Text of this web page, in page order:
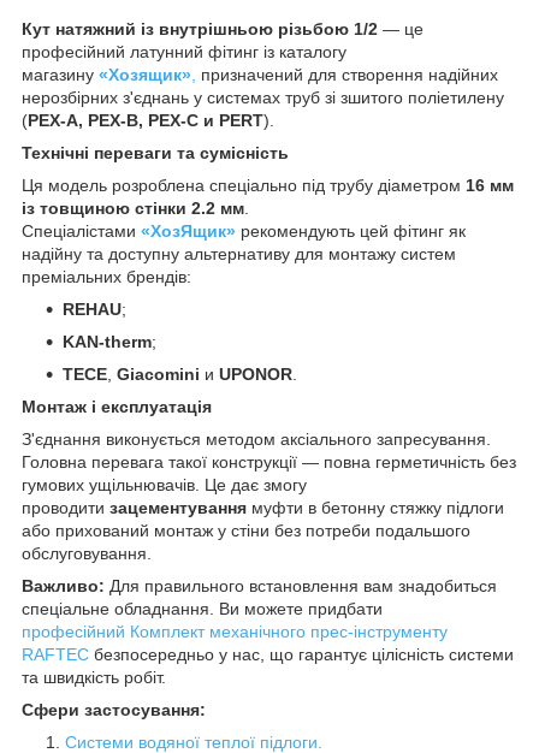
Кут натяжний із внутрішньою різьбою 1/2 — це
професійний латунний фітинг із каталогу
магазину «Хозящик» призначений для створення надійних
нерозбірних з'єднань у системах труб зі зшитого поліетилену
(PEX-A, PEX-B, PEX-C и PERT).
Технічні переваги та сумісність
Ця модель розроблена спеціально під трубу діаметром 16 мм
із товщиною стінки 2.2 мм
Спеціалістами «ХозЯщик» рекомендують цей фітинг як
надійну та доступну альтернативу для монтажу систем
преміальних брендів:
REHAU;
KAN-therm;
TECE Giacomini и UPONOR
Монтаж і експлуатація
З'єднання виконується методом аксіального запресування.
Головна перевага такої конструкції — повна герметичність без
гумових ущільнювачів. Це дає змогу
проводити зацементування муфти в бетонну стяжку підлоги
або прихований монтаж у стіни без потреби подальшого
обслуговування.
Важливо: Для правильного встановлення вам знадобиться
спеціальне обладнання. Ви можете придбати
професійний Комплект механічного прес-інструменту
RAFTEC безпосередньо у нас, що гарантує цілісність системи
та швидкість робіт.
Сфери застосування:
Системи водяної теплої підлоги.